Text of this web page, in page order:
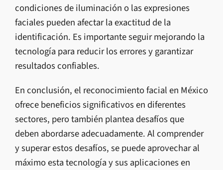
condiciones de iluminación o las expresiones
faciales pueden afectar la exactitud de la
identificación. Es importante seguir mejorando la
tecnología para reducir los errores y garantizar
resultados confiables.
En conclusión, el reconocimiento facial en México
ofrece beneficios significativos en diferentes
sectores, pero también plantea desafíos que
deben abordarse adecuadamente. Al comprender
y superar estos desafíos, se puede aprovechar al
máximo esta tecnología y sus aplicaciones en